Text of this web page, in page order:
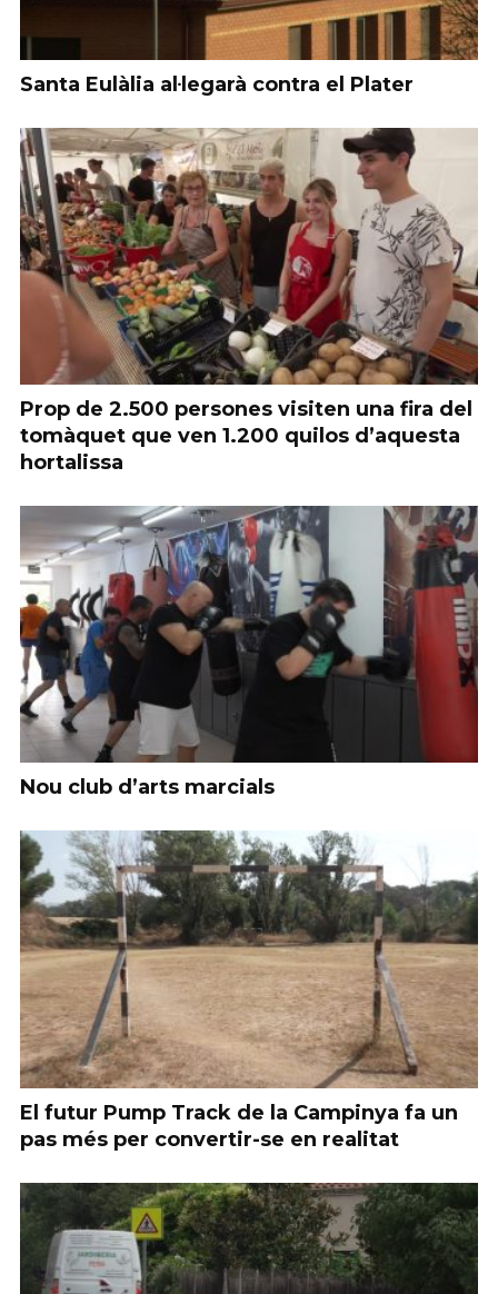
Santa Eulàlia al·legarà contra el Plater
Prop de 2.500 persones visiten una fira del
tomàquet que ven 1.200 quilos d’aquesta
hortalissa
Nou club d’arts marcials
El futur Pump Track de la Campinya fa un
pas més per convertir-se en realitat